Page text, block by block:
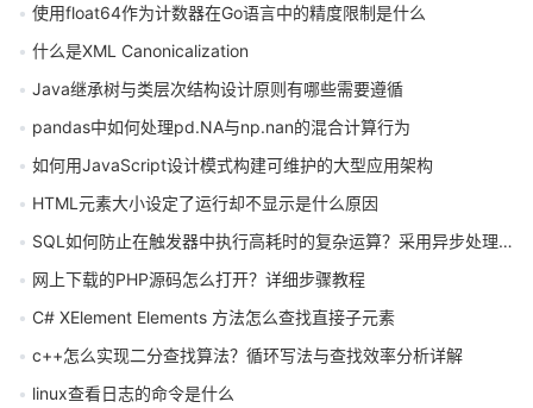
使用float64作为计数器在Go语言中的精度限制是什么
什么是XML Canonicalization
Java继承树与类层次结构设计原则有哪些需要遵循
pandas中如何处理pd.NA与np.nan的混合计算行为
如何用JavaScript设计模式构建可维护的大型应用架构
HTML元素大小设定了运行却不显示是什么原因
SQL如何防止在触发器中执行高耗时的复杂运算？采用异步处理思路可行吗
网上下载的PHP源码怎么打开？详细步骤教程
C# XElement Elements 方法怎么查找直接子元素
c++怎么实现二分查找算法？循环写法与查找效率分析详解
linux查看日志的命令是什么